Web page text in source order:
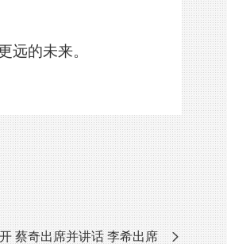
远的未来。
蔡奇出席并讲话 李希出席